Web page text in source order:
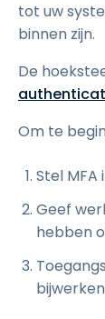
tot uw
binnen zijn.
De
Om te
Stel
Geef
hebben
bijwerken